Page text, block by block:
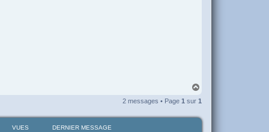
u
2 messages • Page 1 sur 1
VUES DERNIER MESSAGE